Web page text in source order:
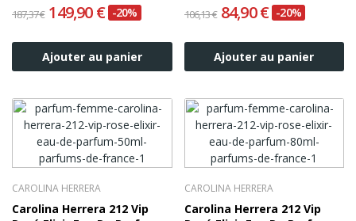
187,37 € 149,90 € -20%
Ajouter au panier
106,13 € 84,90 € -20%
Ajouter au panier
CAROLINA HERRERA
Carolina Herrera 212 Vip
CAROLINA HERRERA
Carolina Herrera 212 Vip